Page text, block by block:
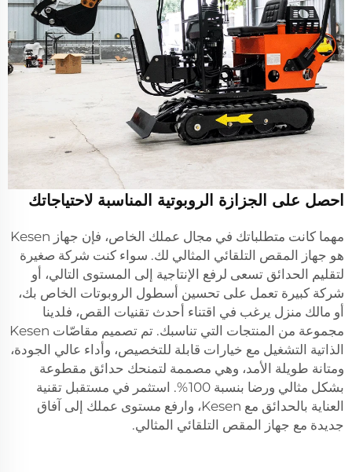
احصل على الجزازة الروبوتية المناسبة لاحتياجاتك
مهما كانت متطلباتك في مجال عملك الخاص، فإن جهاز Kesen
هو جهاز المقص التلقائي المثالي لك. سواء كنت شركة صغيرة
لتقليم الحدائق تسعى لرفع الإنتاجية إلى المستوى التالي، أو
شركة كبيرة تعمل على تحسين أسطول الروبوتات الخاص بك،
أو مالك منزل يرغب في اقتناء أحدث تقنيات القص، فلدينا
مجموعة من المنتجات التي تناسبك. تم تصميم مقاصّات Kesen
الذاتية التشغيل مع خيارات قابلة للتخصيص، وأداء عالي الجودة،
ومتانة طويلة الأمد، وهي مصممة لتمنحك حدائق مقطوعة
بشكل مثالي ورضا بنسبة 100%. استثمر في مستقبل تقنية
العناية بالحدائق مع Kesen، وارفع مستوى عملك إلى آفاق
جديدة مع جهاز المقص التلقائي المثالي.